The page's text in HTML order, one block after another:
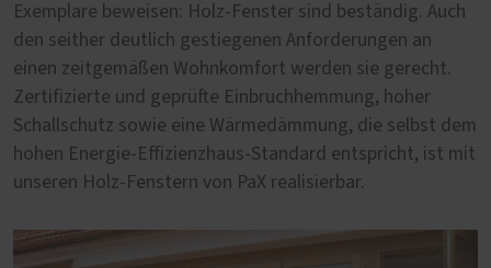
Exemplare beweisen: Holz-Fenster sind beständig. Auch
den seither deutlich gestiegenen Anforderungen an
einen zeitgemäßen Wohnkomfort werden sie gerecht.
Zertifizierte und geprüfte Einbruchhemmung, hoher
Schallschutz sowie eine Wärmedämmung, die selbst dem
hohen Energie-Effizienzhaus-Standard entspricht, ist mit
unseren Holz-Fenstern von PaX realisierbar.